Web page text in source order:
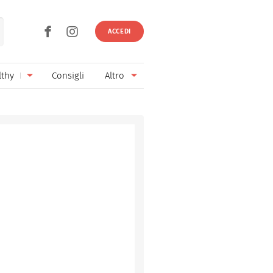
ACCEDI
Consigli Altro